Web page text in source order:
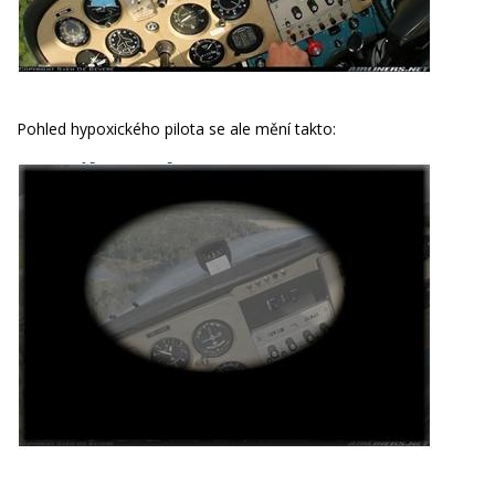
Pohled hypoxického pilota se ale mění takto: